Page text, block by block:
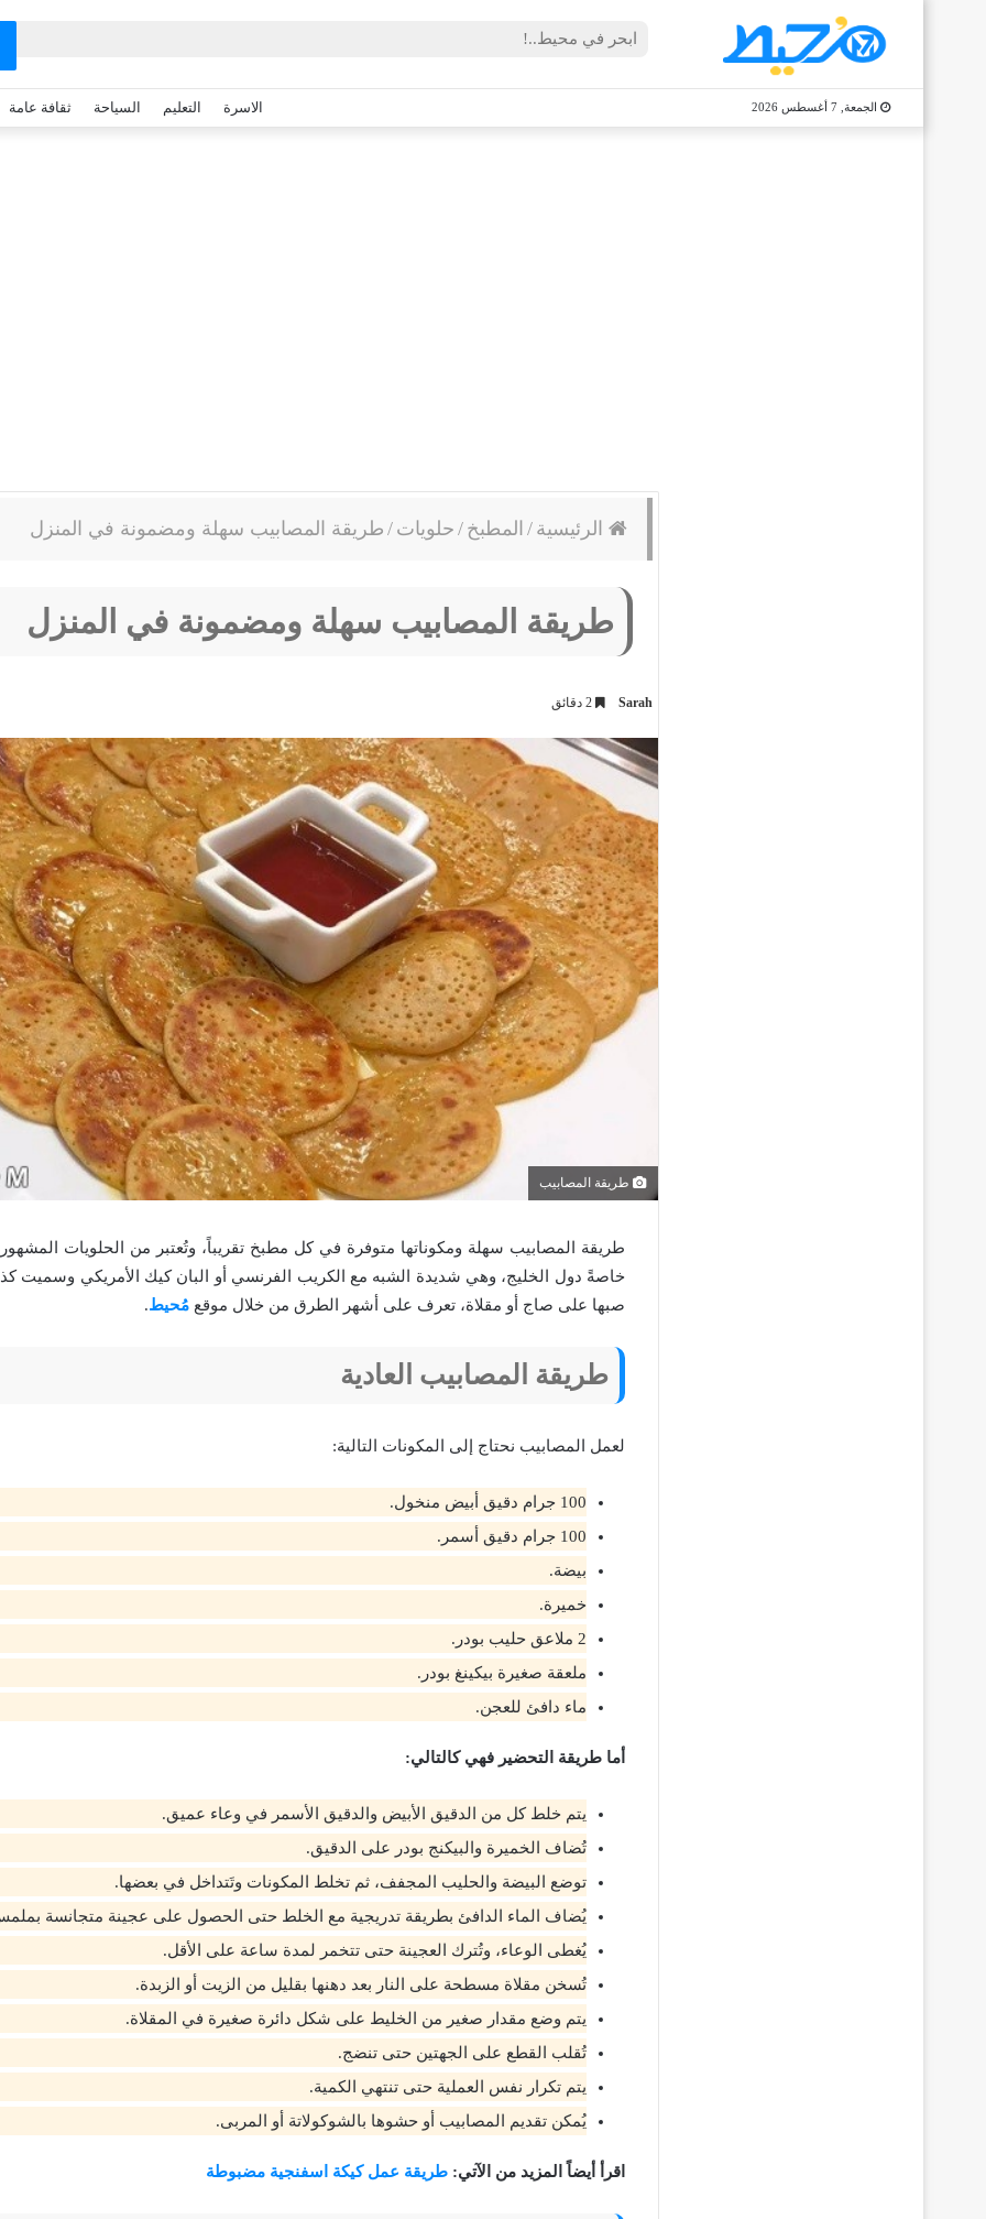
الجمعة, 7 أغسطس 2026 الاسرة التعليم السياحة ثقافة عامة
الرئيسية / المطبخ / حلويات / طريقة المصابيب سهلة ومضمونة في المنزل
طريقة المصابيب سهلة ومضمونة في المنزل
Sarah
طريقة المصابيب
طريقة المصابيب سهلة ومكوناتها متوفرة في كل مطبخ تقريباً، وتُعتبر من الحلويات
خاصةً دول الخليج، وهي شديدة الشبه مع الكريب الفرنسي أو البان كيك الأمريكي وسميت
صبها على صاج أو مقلاة، تعرف على أشهر الطرق من خلال موقع مُحيط.
طريقة المصابيب العادية
لعمل المصابيب نحتاج إلى المكونات التالية:
100 جرام دقيق أبيض منخول.
100 جرام دقيق أسمر.
بيضة.
خميرة.
2 ملاعق حليب بودر.
ملعقة صغيرة بيكينغ بودر.
ماء دافئ للعجن.
أما طريقة التحضير فهي كالتالي:
يتم خلط كل من الدقيق الأبيض والدقيق الأسمر في وعاء عميق.
تُضاف الخميرة والبيكنج بودر على الدقيق.
توضع البيضة والحليب المجفف، ثم تخلط المكونات وتَتداخل في بعضها.
يُضاف الماء الدافئ بطريقة تدريجية مع الخلط حتى الحصول على عجينة متجانسة
يُغطى الوعاء، وتُترك العجينة حتى تتخمر لمدة ساعة على الأقل.
تُسخن مقلاة مسطحة على النار بعد دهنها بقليل من الزيت أو الزبدة.
يتم وضع مقدار صغير من الخليط على شكل دائرة صغيرة في المقلاة.
تُقلب القطع على الجهتين حتى تنضج.
يتم تكرار نفس العملية حتى تنتهي الكمية.
يُمكن تقديم المصابيب أو حشوها بالشوكولاتة أو المربى.
اقرأ أيضاً المزيد من الآتي: طريقة عمل كيكة اسفنجية مضبوطة